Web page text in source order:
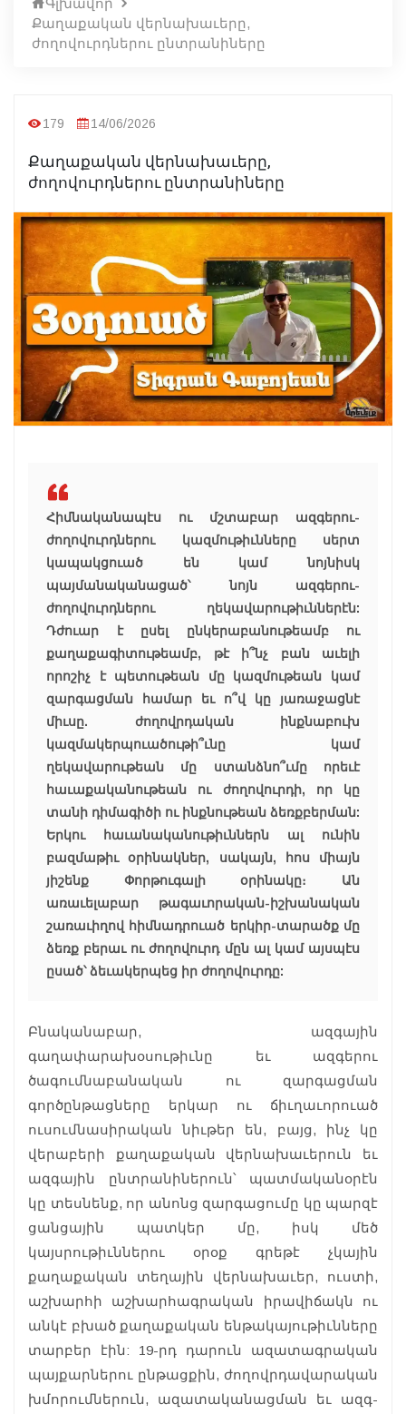
Քաղաքական վերնախաւերը,
ժողովուրդներու ընտրանիները
179 14/06/2026
Քաղաքական վերնախաւերը,
ժողովուրդներու ընտրանիները
Հիմնականապէս ու մշտաբար ազգերու-
ժողովուրդներու կազմութիւնները սերտ
կապակցուած են կամ նոյնիսկ
պայմանականացած՝ նոյն ազգերու-
ժողովուրդներու ղեկավարութիւններէն:
Դժուար է ըսել ընկերաբանութեամբ ու
քաղաքագիտութեամբ, թէ ի՞նչ բան աւելի
որոշիչ է պետութեան մը կազմութեան կամ
զարգացման համար եւ ո՞վ կը յառաջացնէ
միւսը. ժողովրդական ինքնաբուխ
կազմակերպուածութի՞ւնը կամ
ղեկավարութեան մը ստանձնո՞ւմը որեւէ
հաւաքականութեան ու ժողովուրդի, որ կը
տանի դիմագիծի ու ինքնութեան ձեռքբերման:
Երկու հաւանականութիւններն ալ ունին
բազմաթիւ օրինակներ, սակայն, հոս միայն
յիշենք Փորթուգալի օրինակը։ Ան
առաւելաբար թագաւորական-իշխանական
շառաւիղով հիմնադրուած երկիր-տարածք մը
ձեռք բերաւ ու ժողովուրդ մըն ալ կամ այսպէս
ըսած՝ ձեւակերպեց իր ժողովուրդը:
Բնականաբար, ազգային
գաղափարախօսութիւնը եւ ազգերու
ծագումնաբանական ու զարգացման
գործընթացները երկար ու ճիւղաւորուած
ուսումնասիրական նիւթեր են, բայց, ինչ կը
վերաբերի քաղաքական վերնախաւերուն եւ
ազգային ընտրանիներուն՝ պատմականօրէն
կը տեսնենք, որ անոնց զարգացումը կը պարզէ
ցանցային պատկեր մը, իսկ մեծ
կայսրութիւններու օրօք գրեթէ չկային
քաղաքական տեղային վերնախաւեր, ուստի,
աշխարհի աշխարհագրական իրավիճակն ու
անկէ բխած քաղաքական ենթակայութիւնները
տարբեր էին: 19-րդ դարուն ազատագրական
պայքարներու ընթացքին, ժողովրդավարական
խմորումներուն, ազատականացման եւ ազգ-